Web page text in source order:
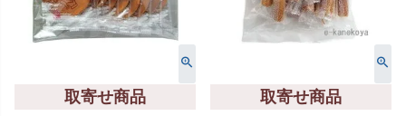
取寄せ商品 取寄せ商品